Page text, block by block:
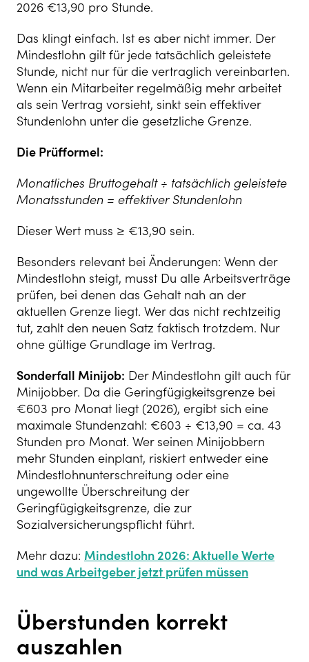
2026 €13,90 pro Stunde.
Das klingt einfach. Ist es aber nicht immer. Der
Mindestlohn gilt für jede tatsächlich geleistete
Stunde, nicht nur für die vertraglich vereinbarten.
Wenn ein Mitarbeiter regelmäßig mehr arbeitet
als sein Vertrag vorsieht, sinkt sein effektiver
Stundenlohn unter die gesetzliche Grenze.
Die Prüfformel:
Monatliches Bruttogehalt ÷ tatsächlich geleistete
Monatsstunden = effektiver Stundenlohn
Dieser Wert muss ≥ €13,90 sein.
Besonders relevant bei Änderungen: Wenn der
Mindestlohn steigt, musst Du alle Arbeitsverträge
prüfen, bei denen das Gehalt nah an der
aktuellen Grenze liegt. Wer das nicht rechtzeitig
tut, zahlt den neuen Satz faktisch trotzdem. Nur
ohne gültige Grundlage im Vertrag.
Sonderfall Minijob: Der Mindestlohn gilt auch für
Minijobber. Da die Geringfügigkeitsgrenze bei
€603 pro Monat liegt (2026), ergibt sich eine
maximale Stundenzahl: €603 ÷ €13,90 = ca. 43
Stunden pro Monat. Wer seinen Minijobbern
mehr Stunden einplant, riskiert entweder eine
Mindestlohnunterschreitung oder eine
ungewollte Überschreitung der
Geringfügigkeitsgrenze, die zur
Sozialversicherungspflicht führt.
Mehr dazu: Mindestlohn 2026: Aktuelle Werte
und was Arbeitgeber jetzt prüfen müssen
Überstunden korrekt
auszahlen